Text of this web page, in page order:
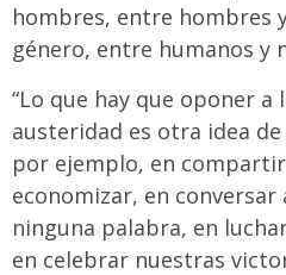
hombres, entre hombres
género, entre humanos y
“Lo que hay que oponer a
austeridad es otra idea
por ejemplo, en
economizar, en
ninguna palabra, en
en celebrar nuestras